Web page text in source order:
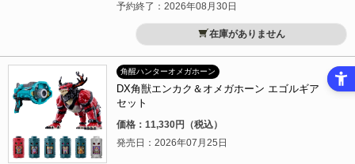
予約終了：2026年08月30日
在庫がありません
角醒ハンターオメガホーン
DX角獣エンカク＆オメガホーン エゴルギア
セット
価格：11,330円（税込）
発売日：2026年07月25日